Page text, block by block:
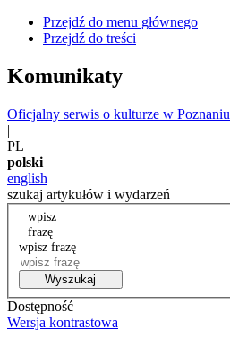
Przejdź do menu głównego
Przejdź do treści
Komunikaty
Oficjalny serwis o kulturze w Poznaniu
|
PL
polski
english
szukaj artykułów i wydarzeń
wpisz
frazę
wpisz frazę
Wyszukaj
Dostępność
Wersja kontrastowa